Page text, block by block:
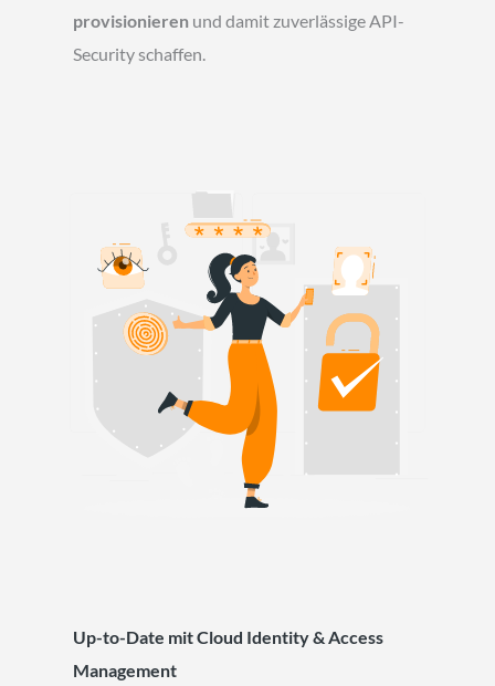
provisionierenund damit zuverlässige API-
Security schaffen.
Up-to-Date mit Cloud Identity & Access
Management